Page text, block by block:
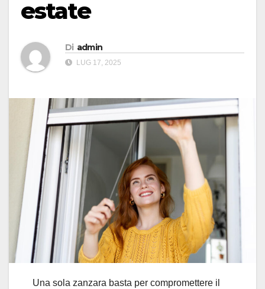
estate
Di admin
LUG 17, 2025
Una sola zanzara basta per compromettere il